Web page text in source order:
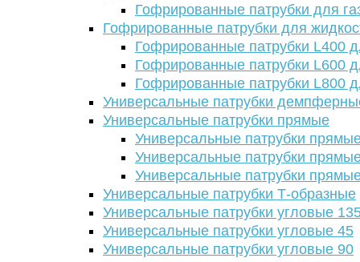
Гофрированные патрубки для
Гофрированные патрубки для
Гофрированные патрубки L400
Гофрированные патрубки L600
Гофрированные патрубки L800
Универсальные патрубки
Универсальные патрубки прямые
Универсальные патрубки
Универсальные патрубки
Универсальные патрубки
Универсальные патрубки Т-образные
Универсальные патрубки угловые
Универсальные патрубки угловые 45
Универсальные патрубки угловые 90